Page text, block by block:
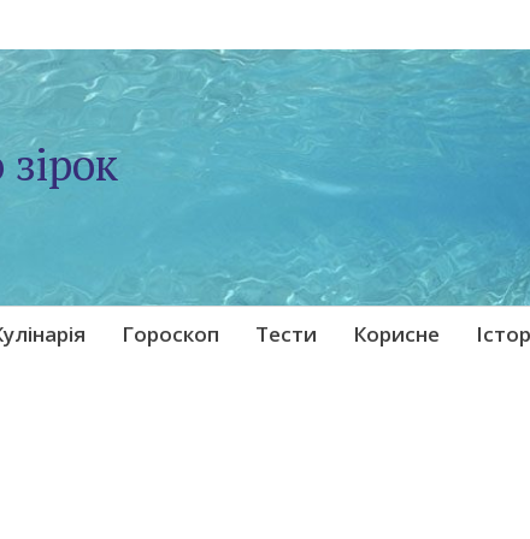
Гороскоп Тести Корисне